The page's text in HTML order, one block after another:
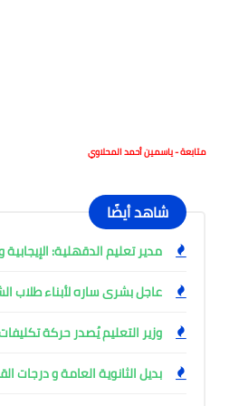
متابعة - ياسمين أحمد المحلاوي
شاهد أيضًا
مدير تعليم الدقهلية:
عاجل بشرى ساره لأبناء طلاب
وزير التعليم يُصدر حركة
بديل الثانوية العامة و درجات